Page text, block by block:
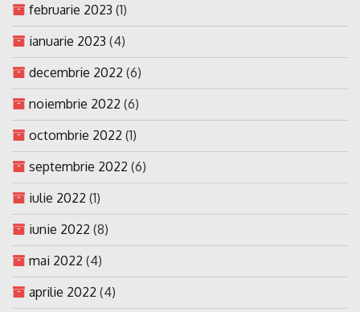
februarie 2023 (1)
ianuarie 2023 (4)
decembrie 2022 (6)
noiembrie 2022 (6)
octombrie 2022 (1)
septembrie 2022 (6)
iulie 2022 (1)
iunie 2022 (8)
mai 2022 (4)
aprilie 2022 (4)